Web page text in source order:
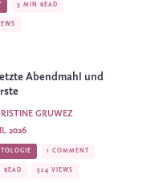
3 MIN READ
Abendmahl und
GRUWEZ
2026
1 COMMENT
READ 524 VIEWS